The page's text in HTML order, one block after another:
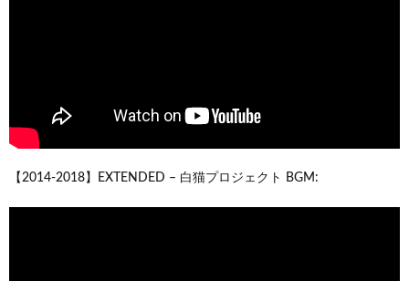
【2014-2018】EXTENDED – 白猫プロジェクト BGM: